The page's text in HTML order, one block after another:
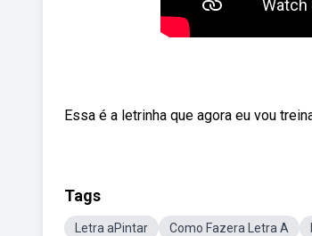
Essa é a letrinha que agora eu vou
Tags
Letra aPintar Como Fazera Letra A